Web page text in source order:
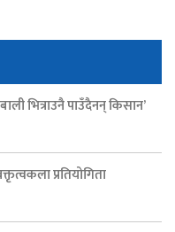
भित्राउनै पाउँदैनन् किसान’
प्रतियोगिता